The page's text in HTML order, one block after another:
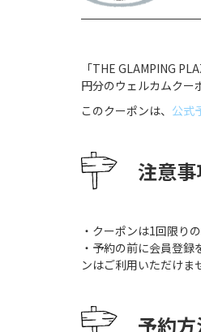
「THE GLAMPING
円分のウェルカムクー
このクーポンは、 公式
注意
・クーポンは1回限り
・予約の前に会員登
ンはご利用いただけま
予約